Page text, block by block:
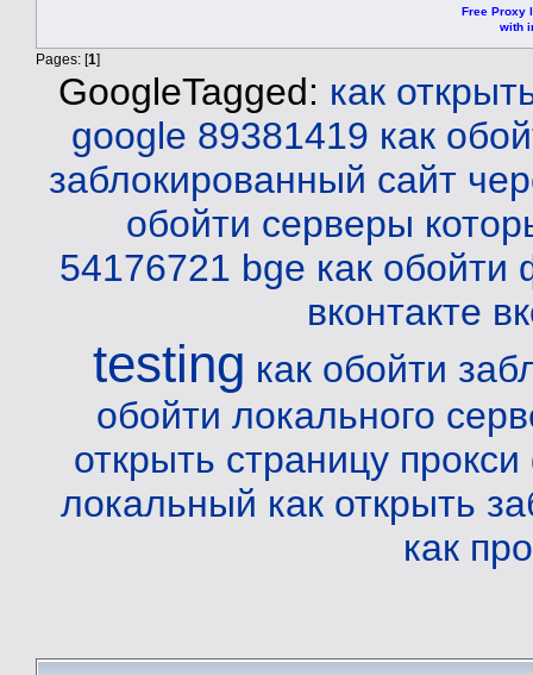
Free Proxy
with
Pages: [1]
GoogleTagged: как
google 89381419 как
заблокированный сайт
обойти серверы
54176721 bge как обойти
вконтакте
testing как обойти
обойти локального
открыть страницу прокси
локальный как открыть
как